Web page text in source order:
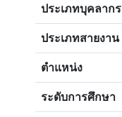
ประเภทบุคลากร
ประเภทสายงาน
ตำแหน่ง
ระดับการศึกษา